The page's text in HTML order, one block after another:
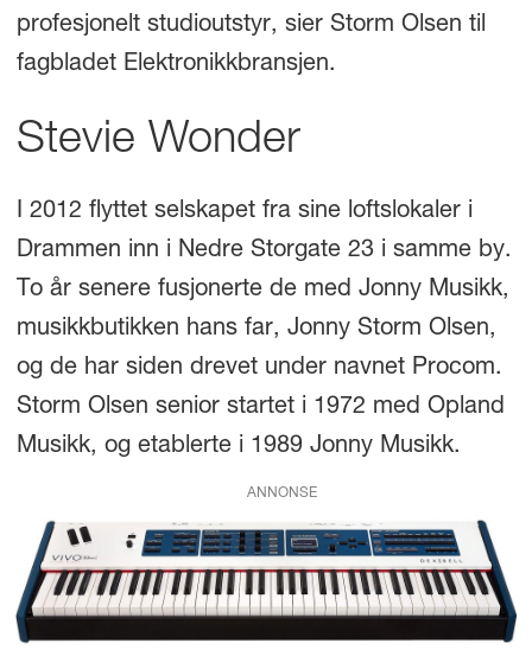
profesjonelt studioutstyr, sier Storm Olsen til
fagbladet Elektronikkbransjen.
Stevie Wonder
I 2012 flyttet selskapet fra sine loftslokaler i
Drammen inn i Nedre Storgate 23 i samme by.
To år senere fusjonerte de med Jonny Musikk,
musikkbutikken hans far, Jonny Storm Olsen,
og de har siden drevet under navnet Procom.
Storm Olsen senior startet i 1972 med Opland
Musikk, og etablerte i 1989 Jonny Musikk.
ANNONSE